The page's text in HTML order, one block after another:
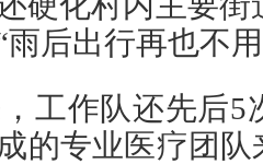
后出行再也不
工作队还先后5
的专业医疗团